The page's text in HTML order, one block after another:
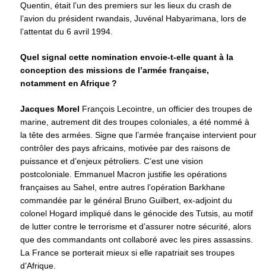
Quentin, était l’un des premiers sur les lieux du crash de
l’avion du président rwandais, Juvénal Habyarimana, lors de
l’attentat du 6 avril 1994.
Quel signal cette nomination envoie-t-elle quant à la
conception des missions de l’armée française,
notamment en Afrique ?
Jacques Morel François Lecointre, un officier des troupes de
marine, autrement dit des troupes coloniales, a été nommé à
la tête des armées. Signe que l’armée française intervient pour
contrôler des pays africains, motivée par des raisons de
puissance et d’enjeux pétroliers. C’est une vision
postcoloniale. Emmanuel Macron justifie les opérations
françaises au Sahel, entre autres l’opération Barkhane
commandée par le général Bruno Guilbert, ex-adjoint du
colonel Hogard impliqué dans le génocide des Tutsis, au motif
de lutter contre le terrorisme et d’assurer notre sécurité, alors
que des commandants ont collaboré avec les pires assassins.
La France se porterait mieux si elle rapatriait ses troupes
d’Afrique.